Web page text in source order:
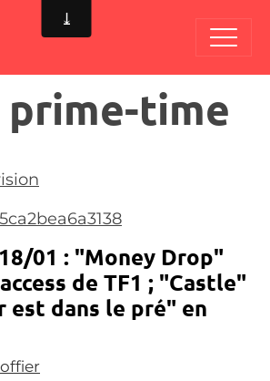
prime-time
01 : "Money Drop"
de TF1 ; "Castle"
est dans le pré" en